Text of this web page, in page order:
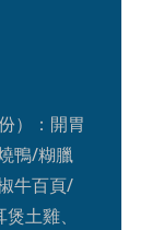
）：開胃
鴨/糊臘
牛百頁/
土雞、